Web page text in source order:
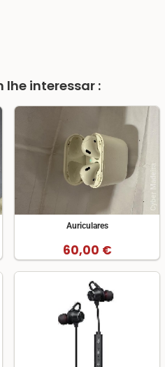
lhe interessar :
Auriculares
60,00 €